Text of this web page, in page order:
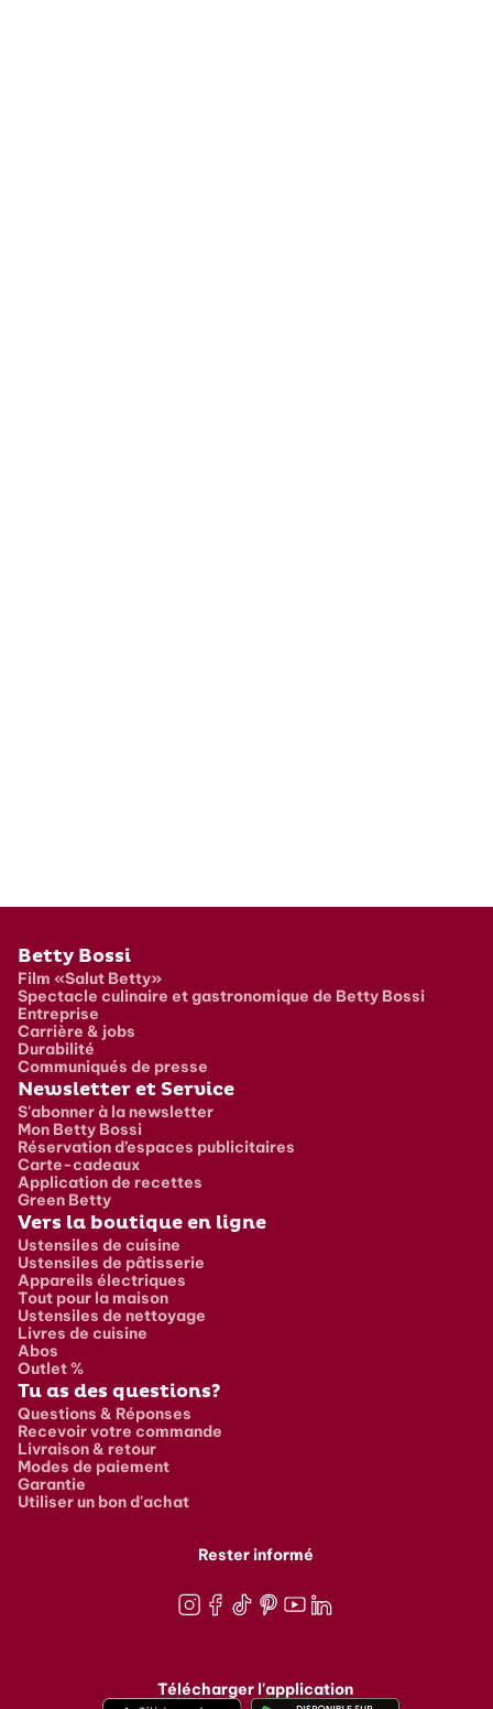
Pied de page
Betty Bossi
Film «Salut Betty»
Spectacle culinaire et gastronomique de Betty Bossi
Entreprise
Carrière & jobs
Durabilité
Communiqués de presse
Newsletter et Service
S'abonner à la newsletter
Mon Betty Bossi
Réservation d’espaces publicitaires
Carte-cadeaux
Application de recettes
Green Betty
Vers la boutique en ligne
Ustensiles de cuisine
Ustensiles de pâtisserie
Appareils électriques
Tout pour la maison
Ustensiles de nettoyage
Livres de cuisine
Abos
Outlet %
Tu as des questions?
Questions & Réponses
Recevoir votre commande
Livraison & retour
Modes de paiement
Garantie
Utiliser un bon d'achat
Rester informé
Télécharger l'application